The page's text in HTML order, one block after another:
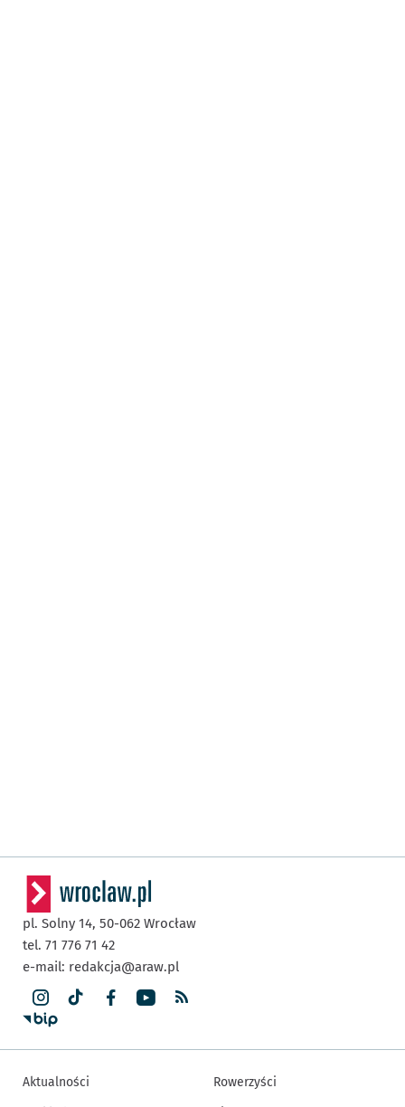
pl. Solny 14, 50-062 Wrocław
tel. 71 776 71 42
e-mail: redakcja@araw.pl
Aktualności
Rowerzyści